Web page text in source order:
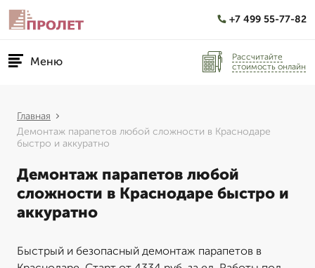
+7 499 55-77-82
Меню
Рассчитайте
стоимость онлайн
Главная
Демонтаж парапетов любой сложности в Краснодаре
быстро и аккуратно
Демонтаж парапетов любой
сложности в Краснодаре быстро и
аккуратно
Быстрый и безопасный демонтаж парапетов в